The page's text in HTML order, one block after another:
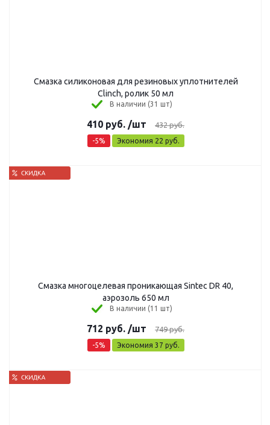
Смазка силиконовая для резиновых уплотнителей
Clinch, ролик 50 мл
В наличии (31 шт)
410 руб. /шт 432руб.
-5% Экономия 22 руб.
Смазка многоцелевая проникающая Sintec DR 40,
аэрозоль 650 мл
В наличии (11 шт)
712 руб. /шт 749руб.
-5% Экономия 37 руб.